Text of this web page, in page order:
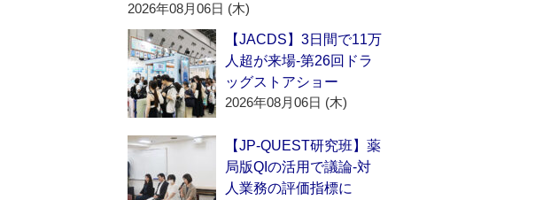
2026年08月06日 (木)
【JACDS】3日間で11万
人超が来場‐第26回ドラ
ッグストアショー
2026年08月06日 (木)
【JP-QUEST研究班】薬
局版QIの活用で議論‐対
人業務の評価指標に